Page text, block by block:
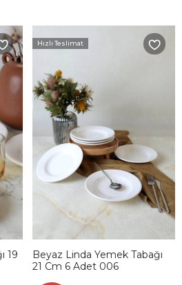
19
Hızlı Teslimat
Beyaz Linda Yemek Tabağı
21 Cm 6 Adet 006